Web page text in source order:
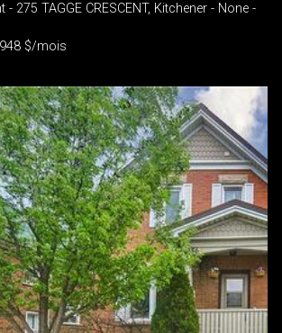
- 275 TAGGE CRESCENT, Kitchener - None -
$/mois